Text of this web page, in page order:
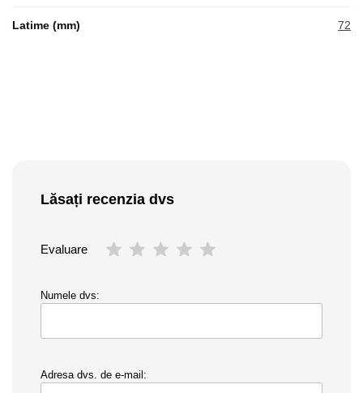
Latime (mm) 72
Lăsați recenzia dvs
Evaluare
Numele dvs:
Adresa dvs. de e-mail: